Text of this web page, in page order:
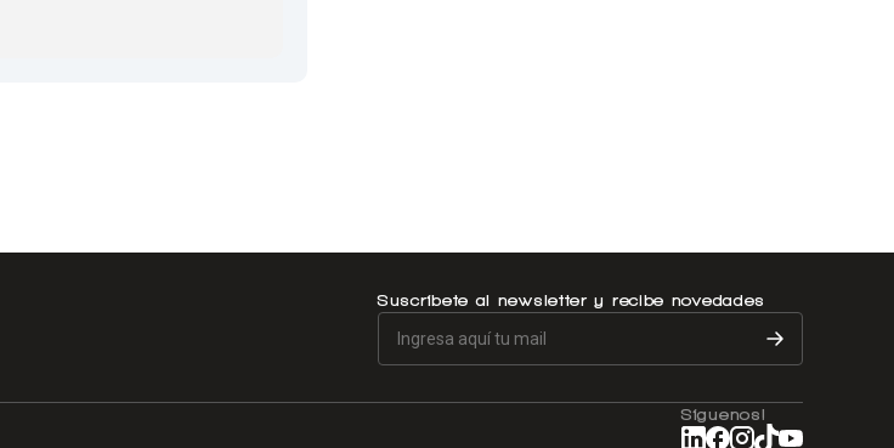
Suscríbete al newsletter y recibe novedades
Síguenos!